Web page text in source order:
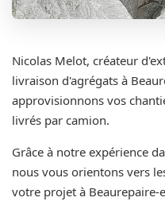
Nicolas Melot, créateur
livraison d'agrégats à
approvisionnons vos
livrés par camion.
Grâce à notre expérience
nous vous orientons vers
votre projet à Beaurepaire-